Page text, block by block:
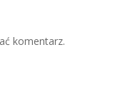
komentarz.